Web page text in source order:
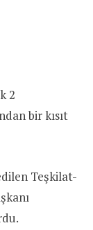
2
bir kısıt
Teşkilat-